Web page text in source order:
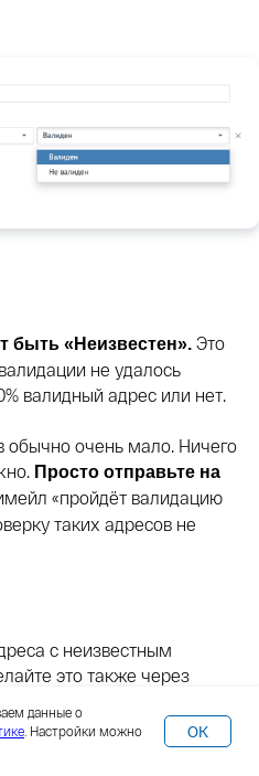
быть «Неизвестен». Это
не удалось
валидный адрес или нет.
обычно очень мало. Ничего
Просто отправьте на
«пройдёт валидацию
таких адресов не
с неизвестным
это также через
данные о
. Настройки можно
OK